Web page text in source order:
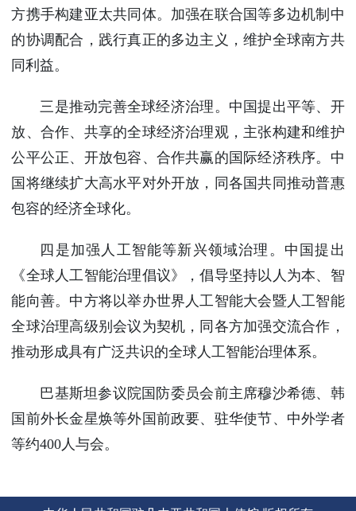
方携手构建亚太共同体。加强在联合国等多边机制中
的协调配合，践行真正的多边主义，维护全球南方共
同利益。
三是推动完善全球经济治理。中国提出平等、开
放、合作、共享的全球经济治理观，主张构建和维护
公平公正、开放包容、合作共赢的国际经济秩序。中
国将继续扩大高水平对外开放，同各国共同推动普惠
包容的经济全球化。
四是加强人工智能等新兴领域治理。中国提出
《全球人工智能治理倡议》，倡导坚持以人为本、智
能向善。中方将以举办世界人工智能大会暨人工智能
全球治理高级别会议为契机，同各方加强交流合作，
推动形成具有广泛共识的全球人工智能治理体系。
巴基斯坦参议院国防委员会前主席穆沙希德、韩
国前外长金星焕等外国前政要、驻华使节、中外学者
等约400人与会。